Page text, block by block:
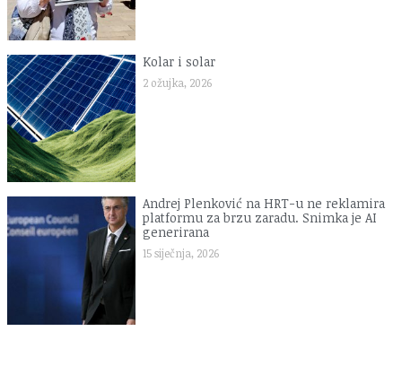
Kolar i solar
2 ožujka, 2026
Andrej Plenković na HRT-u ne reklamira
platformu za brzu zaradu. Snimka je AI
generirana
15 siječnja, 2026